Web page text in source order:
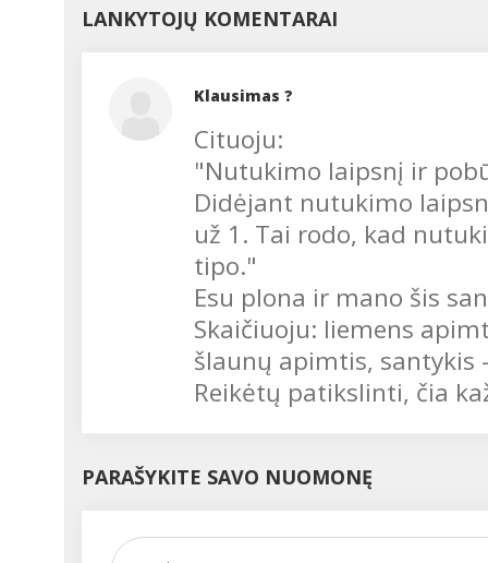
LANKYTOJŲ KOMENTARAI
Klausimas ?
Cituoju:
"Nutukimo laipsnį ir
Didėjant nutukimo
už 1. Tai rodo, kad
tipo."
Esu plona ir mano šis
Skaičiuoju: liemens
šlaunų apimtis, santykis
Reikėtų patikslinti, čia
PARAŠYKITE SAVO NUOMONĘ